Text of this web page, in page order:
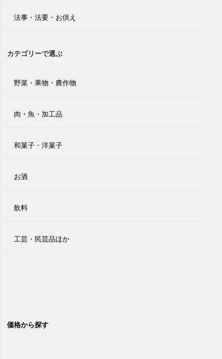
法事・法要・お供え
カテゴリーで選ぶ
野菜・果物・農作物
肉・魚・加工品
和菓子・洋菓子
お酒
飲料
工芸・民芸品ほか
価格から探す